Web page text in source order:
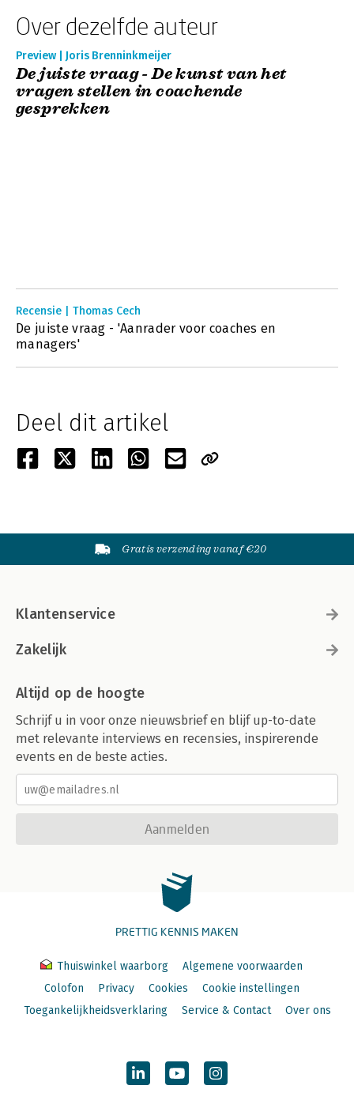
Over dezelfde auteur
Preview | Joris Brenninkmeijer
De juiste vraag - De kunst van het
vragen stellen in coachende
gesprekken
Recensie | Thomas Cech
De juiste vraag - 'Aanrader voor coaches en
managers'
Deel dit artikel
Gratis verzending vanaf €20
Klantenservice
Zakelijk
Altijd op de hoogte
Schrijf u in voor onze nieuwsbrief en blijf up-to-date
met relevante interviews en recensies, inspirerende
events en de beste acties.
Aanmelden
PRETTIG KENNIS MAKEN
Thuiswinkel waarborg
Algemene voorwaarden
Colofon
Privacy Cookies
Cookie instellingen
Toegankelijkheidsverklaring
Service & Contact Over ons